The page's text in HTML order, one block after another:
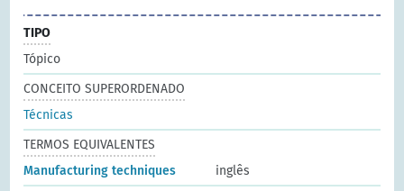
TIPO
Tópico
CONCEITO SUPERORDENADO
Técnicas
TERMOS EQUIVALENTES
Manufacturing techniques
inglês